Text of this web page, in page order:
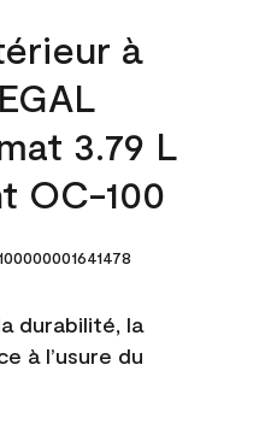
à
3.79 L
OC-100
durabilité, la
à l’usure du